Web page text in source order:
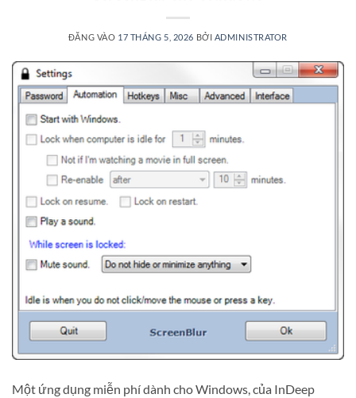
ĐĂNG VÀO 17 THÁNG 5, 2026 BỞI ADMINISTRATOR
Một ứng dụng miễn phí dành cho Windows, của InDeep